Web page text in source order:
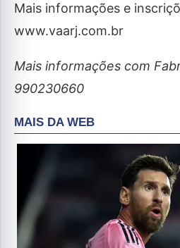
Mais informações e
www.vaarj.com.br
Mais informações com
990230660